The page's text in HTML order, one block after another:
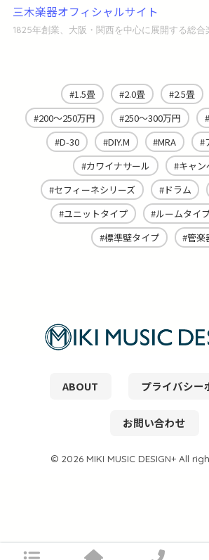
三木楽器オフィシャルサイト
1825年創業、大阪・関西を中心に展開する総合
1.5畳 2.0畳 2.5畳
200～250万円
250～300万円
D-30
DIY.M MRA
カワイナサール
キャン
セフィーネシリーズ
ドラム
ユニットタイプ
ルームタイ
標準壁タイプ
管楽
ABOUT プライバシー
お問い合わせ
© 2026 MIKI MUSIC DESIGN+ All